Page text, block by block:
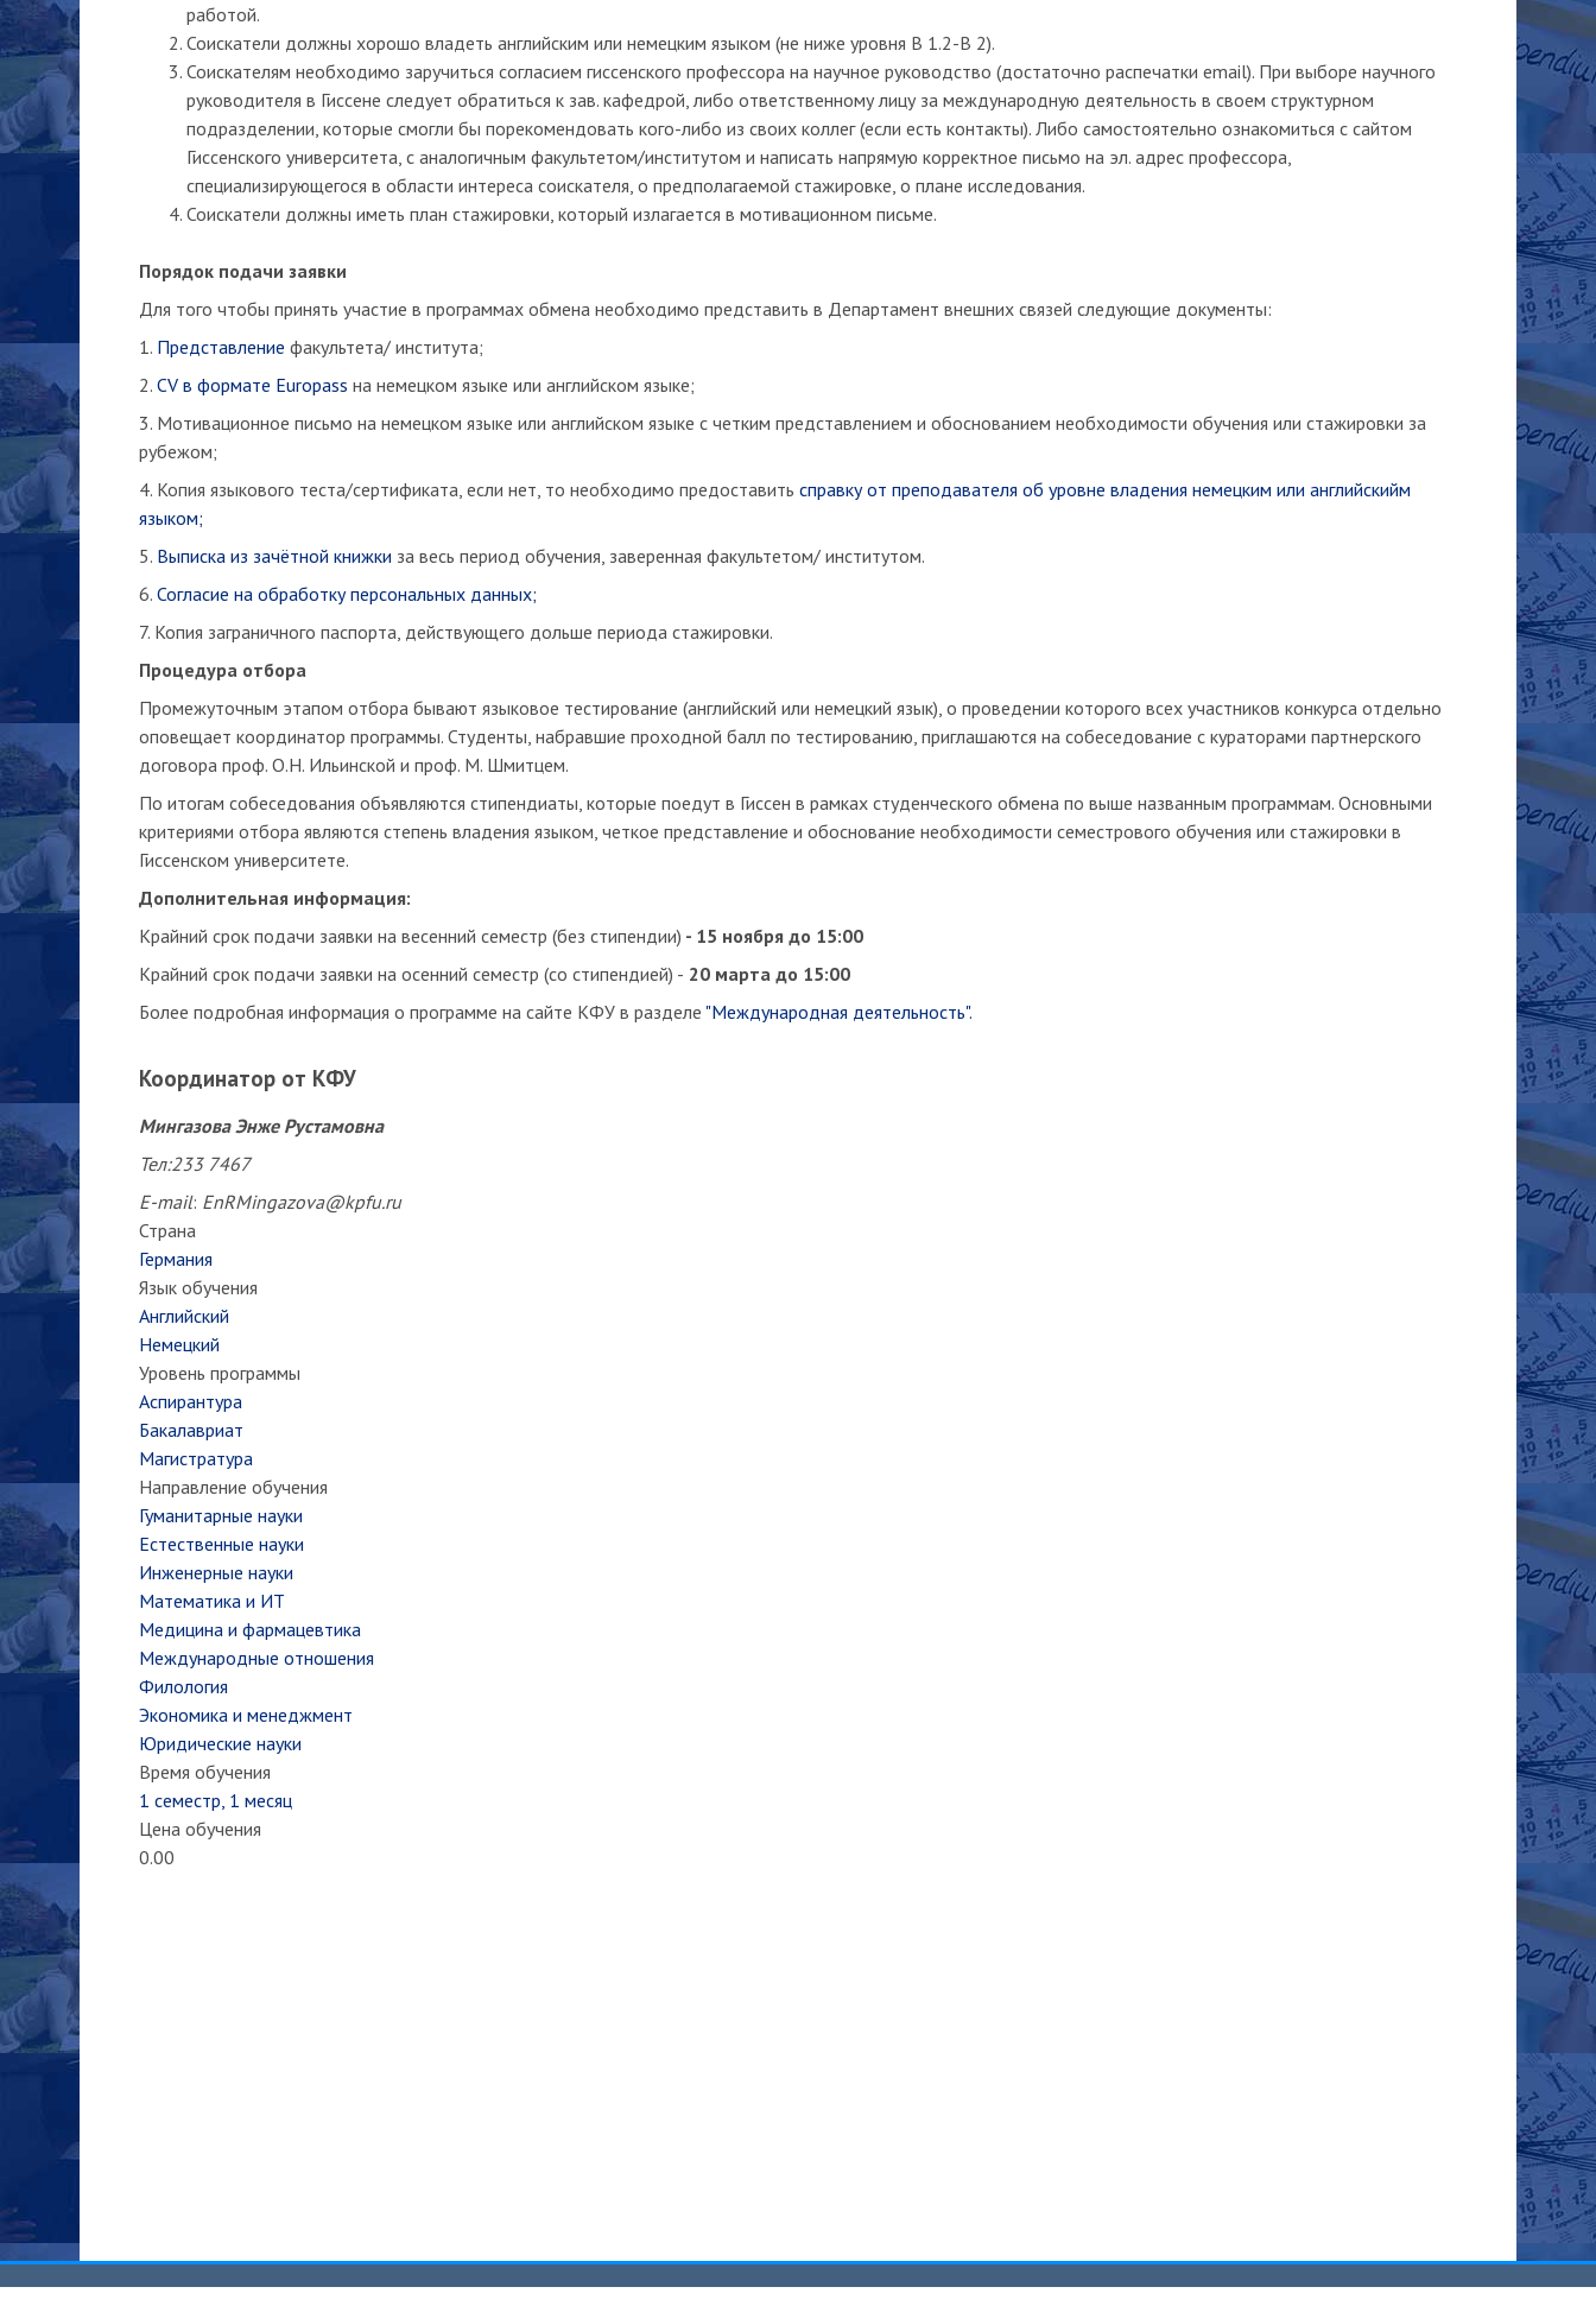
работой.
Соискатели должны хорошо владеть английским или немецким языком (не ниже уровня B 1.2-В 2).
Соискателям необходимо заручиться согласием гиссенского профессора на научное руководство (достаточно распечатки email). При выборе научного
руководителя в Гиссене следует обратиться к зав. кафедрой, либо ответственному лицу за международную деятельность в своем структурном
подразделении, которые смогли бы порекомендовать кого-либо из своих коллег (если есть контакты). Либо самостоятельно ознакомиться с сайтом
Гиссенского университета, с аналогичным факультетом/институтом и написать напрямую корректное письмо на эл. адрес профессора,
специализирующегося в области интереса соискателя, о предполагаемой стажировке, о плане исследования.
Соискатели должны иметь план стажировки, который излагается в мотивационном письме.
Порядок подачи заявки
Для того чтобы принять участие в программах обмена необходимо представить в Департамент внешних связей следующие документы:
1. Представление факультета/ института;
2.CV в формате Europassна немецком языке или английском языке;
3. Мотивационное письмо на немецком языке или английском языке с четким представлением и обоснованием необходимости обучения или стажировки за
рубежом;
4. Копия языкового теста/сертификата, если нет, то необходимо предоставитьсправку от преподавателя об уровне владения немецким или английскийм
языком;
5. Выписка из зачётной книжки за весь период обучения, заверенная факультетом/ институтом.
6.Согласие на обработку персональных данных;
7. Копия заграничного паспорта, действующего дольше периода стажировки.
Процедура отбора
Промежуточным этапом отбора бывают языковое тестирование (английский или немецкий язык), о проведении которого всех участников конкурса отдельно
оповещает координатор программы. Студенты, набравшие проходной балл по тестированию, приглашаются на собеседование с кураторами партнерского
договора проф. О.Н. Ильинской и проф. М. Шмитцем.
По итогам собеседования объявляются стипендиаты, которые поедут в Гиссен в рамках студенческого обмена по выше названным программам. Основными
критериями отбора являются степень владения языком, четкое представление и обоснование необходимости семестрового обучения или стажировки в
Гиссенском университете.
Дополнительная информация:
Крайний срок подачи заявки на весенний семестр (без стипендии) - 15 ноября до 15:00
Крайний срок подачи заявки на осенний семестр (со стипендией) - 20 марта до 15:00
Более подробная информация о программе на сайте КФУ в разделе "Международная деятельность".
Координатор от КФУ
Мингазова Энже Рустамовна
Тел:233 7467
E-mail: EnRMingazova@kpfu.ru
Страна
Германия
Язык обучения
Английский
Немецкий
Уровень программы
Аспирантура
Бакалавриат
Магистратура
Направление обучения
Гуманитарные науки
Естественные науки
Инженерные науки
Математика и ИТ
Медицина и фармацевтика
Международные отношения
Филология
Экономика и менеджмент
Юридические науки
Время обучения
1 семестр, 1 месяц
Цена обучения
0.00